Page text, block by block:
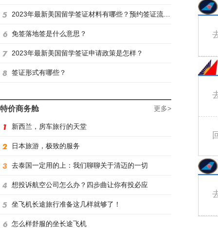
2023年最新美国留学签证材料有哪些？预约签证流程是怎样？
免签落地签是什么意思？
2023年最新美国留学签证申请政策是怎样？
签证形式有哪些？
特价商务舱 更多>
新西兰，房车旅行的天堂
日本旅游，极致的服务
去泰国一定用的上：我们聊聊关于清迈的一切
想投诉航空公司怎么办？四步曲让你有投必应
坐飞机长途旅行准备这几样就够了！
怎么样舒服的坐长途飞机